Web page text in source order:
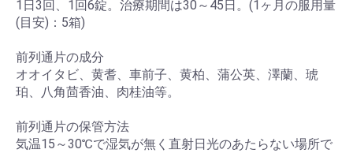
1日3回、1回6錠。治療期間は30～45日。(1ヶ月の服用量
(目安)：5箱)
前列通片の成分
オオイタビ、黄耆、車前子、黄柏、蒲公英、澤蘭、琥
珀、八角茴香油、肉桂油等。
前列通片の保管方法
気温15～30℃で湿気が無く直射日光のあたらない場所で